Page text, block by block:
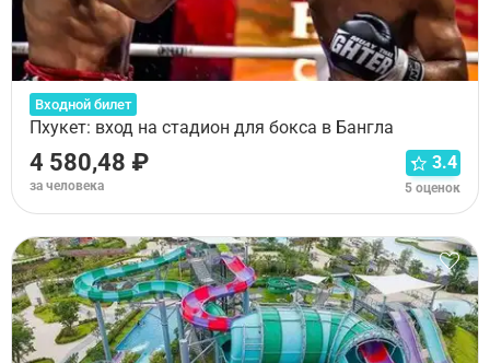
Входной билет
Пхукет: вход на стадион для бокса в Бангла
4 580,48 ₽
за человека
3.4
5 оценок